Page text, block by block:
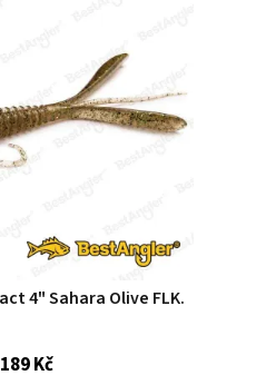
4" Sahara Olive FLK.
189 Kč